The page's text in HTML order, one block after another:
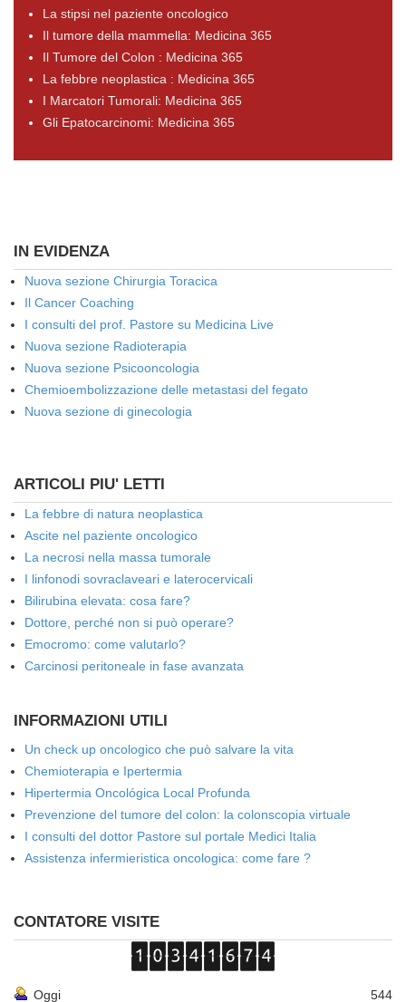
La stipsi nel paziente oncologico
Il tumore della mammella: Medicina 365
Il Tumore del Colon : Medicina 365
La febbre neoplastica : Medicina 365
I Marcatori Tumorali: Medicina 365
Gli Epatocarcinomi: Medicina 365
IN EVIDENZA
Nuova sezione Chirurgia Toracica
Il Cancer Coaching
I consulti del prof. Pastore su Medicina Live
Nuova sezione Radioterapia
Nuova sezione Psicooncologia
Chemioembolizzazione delle metastasi del fegato
Nuova sezione di ginecologia
ARTICOLI PIU' LETTI
La febbre di natura neoplastica
Ascite nel paziente oncologico
La necrosi nella massa tumorale
I linfonodi sovraclaveari e laterocervicali
Bilirubina elevata: cosa fare?
Dottore, perché non si può operare?
Emocromo: come valutarlo?
Carcinosi peritoneale in fase avanzata
INFORMAZIONI UTILI
Un check up oncologico che può salvare la vita
Chemioterapia e Ipertermia
Hipertermia Oncológica Local Profunda
Prevenzione del tumore del colon: la colonscopia virtuale
I consulti del dottor Pastore sul portale Medici Italia
Assistenza infermieristica oncologica: come fare ?
CONTATORE VISITE
Oggi
544